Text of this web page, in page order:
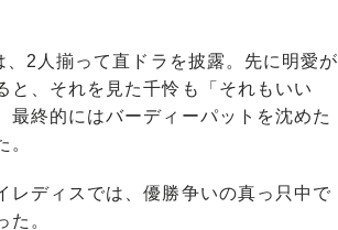
2人揃って直ドラを披露。先に明愛が
と、それを見た千怜も「それもいい
終的にはバーディーパットを沈めた
ディスでは、優勝争いの真っ只中で
。